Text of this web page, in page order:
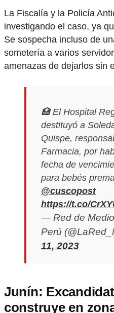
La Fiscalía y la Policía
investigando el caso, ya
Se sospecha incluso de
sometería a varios
amenazas de dejarlos sin
🏥 El Hospital
destituyó a
Quispe,
Farmacia, por
fecha de
para bebés
@cuscopost
https://t.co/
— Red de
Perú
11, 2023
Junín:
construye en